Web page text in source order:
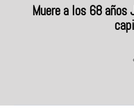
Muere a los 68 años